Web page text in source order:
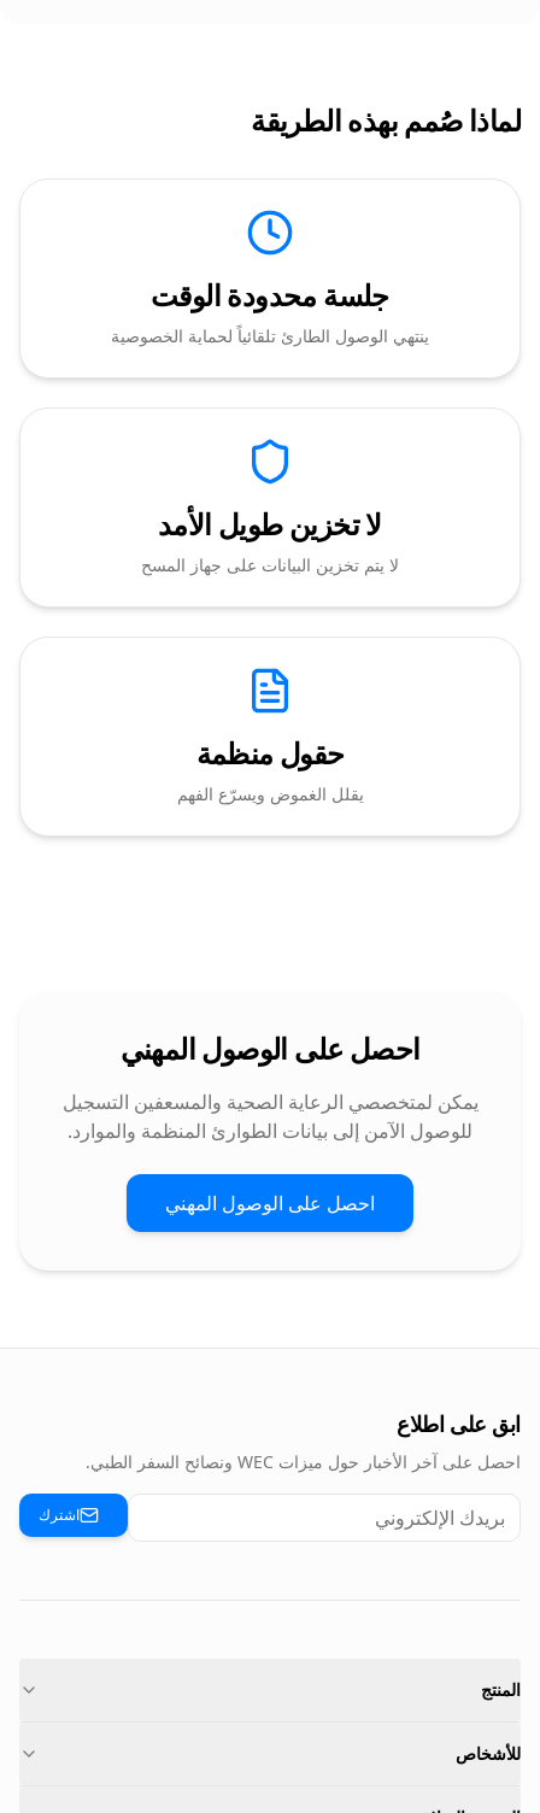
لماذا صُمم بهذه الطريقة
جلسة محدودة الوقت
ينتهي الوصول الطارئ تلقائياً لحماية الخصوصية
لا تخزين طويل الأمد
لا يتم تخزين البيانات على جهاز المسح
حقول منظمة
يقلل الغموض ويسرّع الفهم
احصل على الوصول المهني
يمكن لمتخصصي الرعاية الصحية والمسعفين التسجيل
للوصول الآمن إلى بيانات الطوارئ المنظمة والموارد.
احصل على الوصول المهني
ابق على اطلاع
احصل على آخر الأخبار حول ميزات WEC ونصائح السفر الطبي.
اشترك
المنتج
للأشخاص